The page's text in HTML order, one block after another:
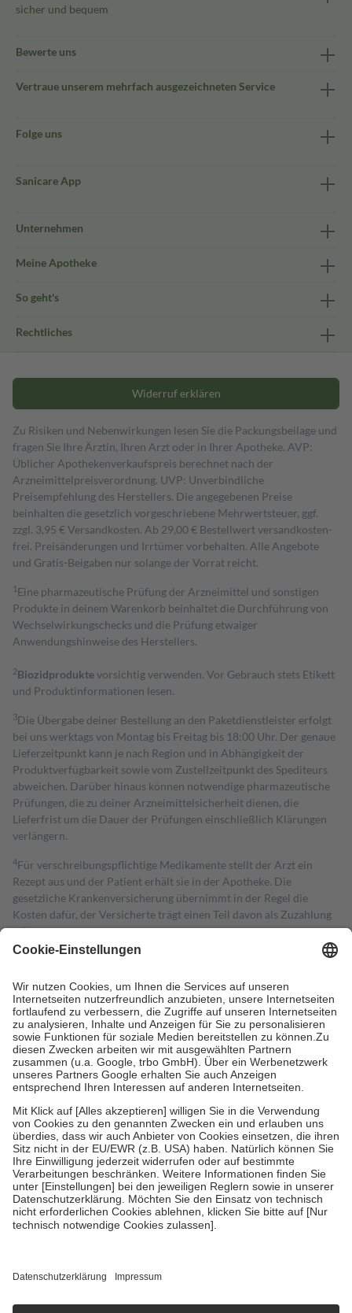
sicher und bequem
Bewerte uns
Vertraue unserem mehrfach ausgezeichneten Service
Folge uns
Sanicare App
Unternehmen
Meine Apotheke
So geht's
Rechtliches
Widerruf erklären
Zu Risiken und Nebenwirkungen lesen Sie die Packungsbeilage und
fragen Sie Ihre Ärztin, Ihren Arzt oder in Ihrer Apotheke. AVP:
Üblicher Apothekenverkaufspreis berechnet nach der
Arzneimittelpreisverordnung. UVP: Unverbindliche
Preisempfehlung des Herstellers. Die angegebenen Preise
beinhalten die gesetzlich vorgeschriebene Mehrwertsteuer, ggf.
zzgl. 3,95 € Versandkosten. Ab 29,00 € Bestell­wert versand­kosten­
frei. Preisänderungen und Irrtümer vorbehalten. Alle Angebote
und Gratis-Beigaben nur solange der Vorrat reicht.
1 Eine pharmazeutische Prüfung der Arzneimittel und sonstigen
Produkte in deinem Warenkorb beinhaltet die Durchführung von
Wechselwirkungschecks und die Prüfung etwaiger
Anwendungshinweise des Herstellers.
2Biozidproduktevorsichtig verwenden. Vor Gebrauch stets Etikett
und Produktinformationen lesen.
3Die Übergabe deiner Bestellung an den Paketdienstleister erfolgt
bei uns werktags von Montag bis Freitag bis 18:00 Uhr. Der genaue
Lieferzeitpunkt kann je nach Region und in Abhängigkeit der
Produktverfügbarkeit sowie vom Zustellzeitpunkt des Spediteurs
abweichen. Darüber hinaus können notwendige pharmazeutische
Prüfungen, die zu deiner Arzneimittelsicherheit dienen, die
Lieferfrist um die Dauer der Prüfungen einschließlich Klärungen
verlängern.
4Für verschreibungspflichtige Medikamente stellt der Arzt ein
Rezept aus und der Patient erhält sie in der Apotheke. Die
gesetzliche Krankenversicherung übernimmt in der Regel die
Kosten dafür, der Versicherte trägt einen Teil davon als Zuzahlung
mit.
Grundsätzlich leisten Mitglieder Zuzahlungen in Höhe von zehn
höchstens zehn Euro.
Es sind jedoch nie mehr als die tatsächlichen
Kosten der Leistung zu entrichten.
Diese Regeln gelten grundsätzlich auch für Online-Apotheken.
Bei Heilmitteln und häuslicher Krankenpflege beträgt die
Zuzahlung zehn Prozent der Kosten sowie zehn Euro je
Verordnung.
Um das Engagement der Versicherten für ihre eigene Gesundheit zu
stärken und die besondere Stellung der Familie zu unterstützen,
fallenkeine Zuzahlungenan bei:
• Kindern und Jugendlichen bis zum vollendeten 18. Lebensjahr
mit Ausnahme der Fahrkosten
• Untersuchungen zur Vorsorge und Früherkennung, die von der
GKV getragen werden
• empfohlenen Schutzimpfungen
• Harn- und Blutteststreifen
getroffen, um sicherzustellen, dass es sich um echte Bewertungen
https://help.etrusted.com/hc/de/articles/4419944605341